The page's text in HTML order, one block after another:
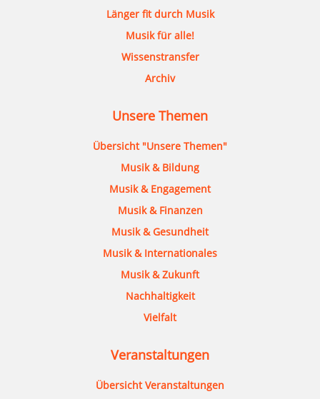
Länger fit durch Musik
Musik für alle!
Wissenstransfer
Archiv
Unsere Themen
Übersicht "Unsere Themen"
Musik & Bildung
Musik & Engagement
Musik & Finanzen
Musik & Gesundheit
Musik & Internationales
Musik & Zukunft
Nachhaltigkeit
Vielfalt
Veranstaltungen
Übersicht Veranstaltungen